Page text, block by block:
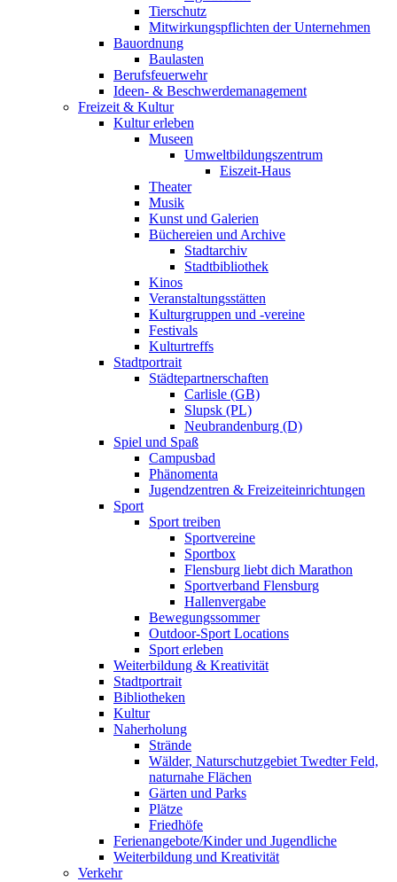
Tierschutz
Mitwirkungspflichten der Unternehmen
Bauordnung
Baulasten
Berufsfeuerwehr
Ideen- & Beschwerdemanagement
Freizeit & Kultur
Kultur erleben
Museen
Umweltbildungszentrum
Eiszeit-Haus
Theater
Musik
Kunst und Galerien
Büchereien und Archive
Stadtarchiv
Stadtbibliothek
Kinos
Veranstaltungsstätten
Kulturgruppen und -vereine
Festivals
Kulturtreffs
Stadtportrait
Städtepartnerschaften
Carlisle (GB)
Slupsk (PL)
Neubrandenburg (D)
Spiel und Spaß
Campusbad
Phänomenta
Jugendzentren & Freizeiteinrichtungen
Sport
Sport treiben
Sportvereine
Sportbox
Flensburg liebt dich Marathon
Sportverband Flensburg
Hallenvergabe
Bewegungssommer
Outdoor-Sport Locations
Sport erleben
Weiterbildung & Kreativität
Stadtportrait
Bibliotheken
Kultur
Naherholung
Strände
Wälder, Naturschutzgebiet Twedter Feld,
naturnahe Flächen
Gärten und Parks
Plätze
Friedhöfe
Ferienangebote/Kinder und Jugendliche
Weiterbildung und Kreativität
Verkehr